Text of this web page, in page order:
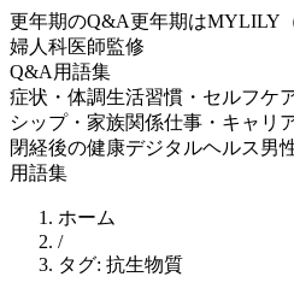
更年期のQ&A更年期はMYLILY
婦人科医師監修
Q&A 用語集
症状・体調生活習慣・セルフケ
シップ・家族関係仕事・キャリ
閉経後の健康デジタルヘルス男
用語集
ホーム
/
タグ: 抗生物質